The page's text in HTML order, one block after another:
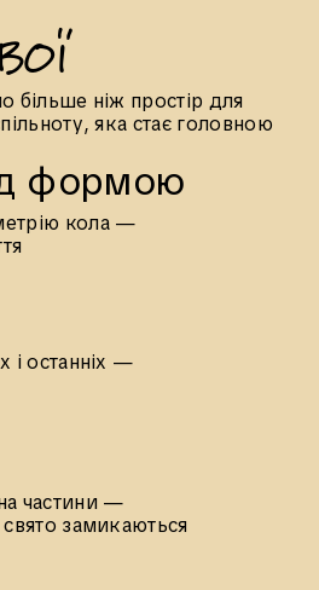
ої ніж простір для
яка стає головною
формою
кола —
і останніх —
частини —
замикаються